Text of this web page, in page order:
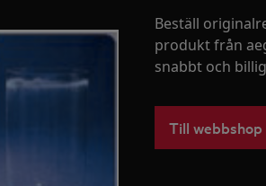
Beställ
produkt från
snabbt och
Till webbshop